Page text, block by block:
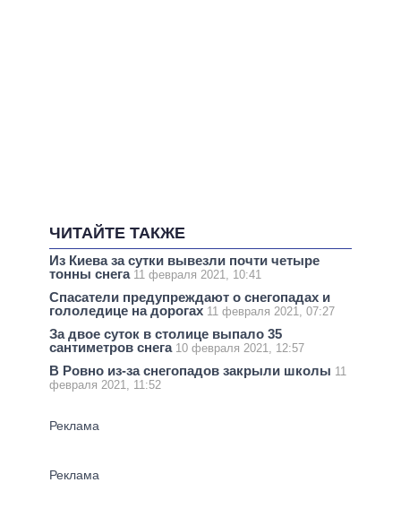
ЧИТАЙТЕ ТАКЖЕ
Из Киева за сутки вывезли почти четыре
тонны снега 11 февраля 2021, 10:41
Спасатели предупреждают о снегопадах и
гололедице на дорогах 11 февраля 2021, 07:27
За двое суток в столице выпало 35
сантиметров снега 10 февраля 2021, 12:57
В Ровно из-за снегопадов закрыли школы 11
февраля 2021, 11:52